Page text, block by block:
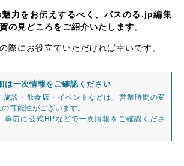
力をお伝えするべく、バスのる.jp編集
の見どころをご紹介いたします。
際にお役立ていただければ幸いです。
は一次情報をご確認ください
施設・飲食店・イベントなどは、営業時間の変
可能性がございます。
事前に公式HPなどで一次情報をご確認くださ